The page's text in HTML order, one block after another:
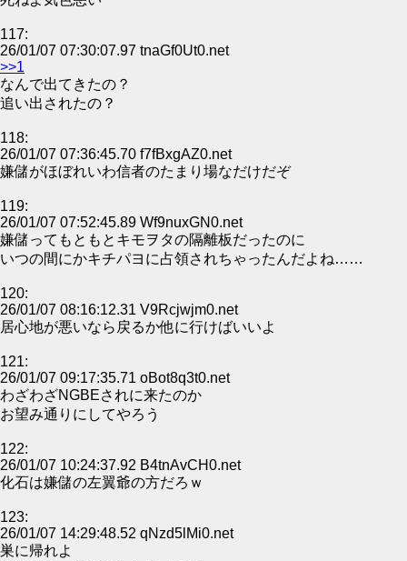
117:
26/01/07 07:30:07.97 tnaGf0Ut0.net
>>1
なんで出てきたの？
追い出されたの？
118:
26/01/07 07:36:45.70 f7fBxgAZ0.net
嫌儲がほぼれいわ信者のたまり場なだけだぞ
119:
26/01/07 07:52:45.89 Wf9nuxGN0.net
嫌儲ってもともとキモヲタの隔離板だったのに
いつの間にかキチパヨに占領されちゃったんだよね……
120:
26/01/07 08:16:12.31 V9Rcjwjm0.net
居心地が悪いなら戻るか他に行けばいいよ
121:
26/01/07 09:17:35.71 oBot8q3t0.net
わざわざNGBEされに来たのか
お望み通りにしてやろう
122:
26/01/07 10:24:37.92 B4tnAvCH0.net
化石は嫌儲の左翼爺の方だろｗ
123:
26/01/07 14:29:48.52 qNzd5lMi0.net
巣に帰れよ